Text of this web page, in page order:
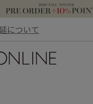
について